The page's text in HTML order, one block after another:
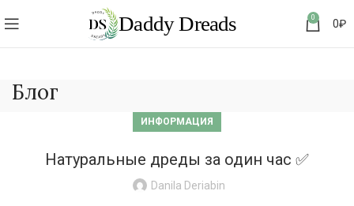
0 0₽
Блог
ИНФОРМАЦИЯ
Натуральные дреды за один час ✅
Danila Deriabin